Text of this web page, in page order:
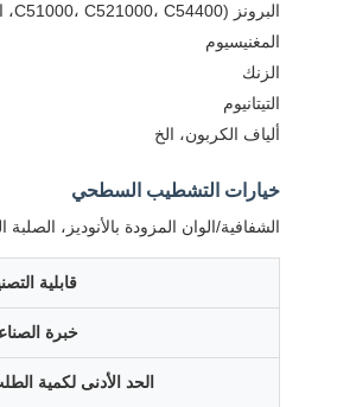
البرونز (C51000، C521000، C54400، الخ)
المغنيسيوم
الزنك
التيتانيوم
ألياف الكربون، الخ
خيارات التشطيب السطحي
الشفافية/الوان المزودة بالأنوديز،
قابلية
خبرة
الحد الأدنى لكمية